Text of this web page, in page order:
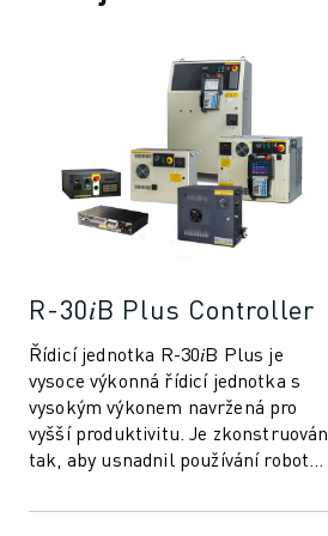
R-30𝑖B Plus Controller
Řídicí jednotka R-30𝑖B Plus je
vysoce výkonná řídicí jednotka s
vysokým výkonem navržená pro
vyšší produktivitu. Je zkonstruován
tak, aby usnadnil používání robotů
průmys...